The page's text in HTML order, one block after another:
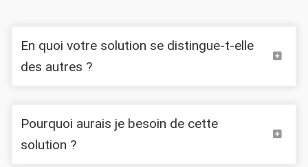
En quoi votre solution se distingue-t-elle
des autres ?
Pourquoi aurais je besoin de cette
solution ?